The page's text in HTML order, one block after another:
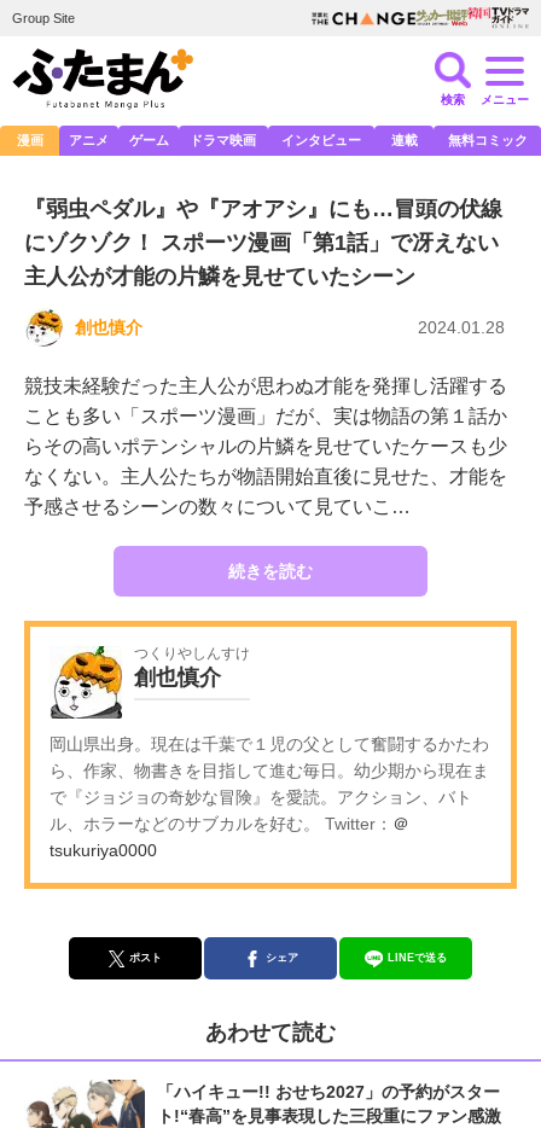
Group Site
検索 メニュー
漫画 アニメ ゲーム ドラマ映画 インタビュー 連載 無料コミック
『弱虫ペダル』や『アオアシ』にも…冒頭の伏線
にゾクゾク！ スポーツ漫画「第1話」で冴えない
主人公が才能の片鱗を見せていたシーン
創也慎介 2024.01.28
競技未経験だった主人公が思わぬ才能を発揮し活躍する
ことも多い「スポーツ漫画」だが、実は物語の第１話か
らその高いポテンシャルの片鱗を見せていたケースも少
なくない。主人公たちが物語開始直後に見せた、才能を
予感させるシーンの数々について見ていこ…
続きを読む
つくりやしんすけ
創也慎介
岡山県出身。現在は千葉で１児の父として奮闘するかたわ
ら、作家、物書きを目指して進む毎日。幼少期から現在ま
で『ジョジョの奇妙な冒険』を愛読。アクション、バト
ル、ホラーなどのサブカルを好む。 Twitter： ＠
tsukuriya0000
ポスト シェア LINEで送る
あわせて読む
「ハイキュー!! おせち2027」の予約がスター
ト!“春高”を見事表現した三段重にファン感激